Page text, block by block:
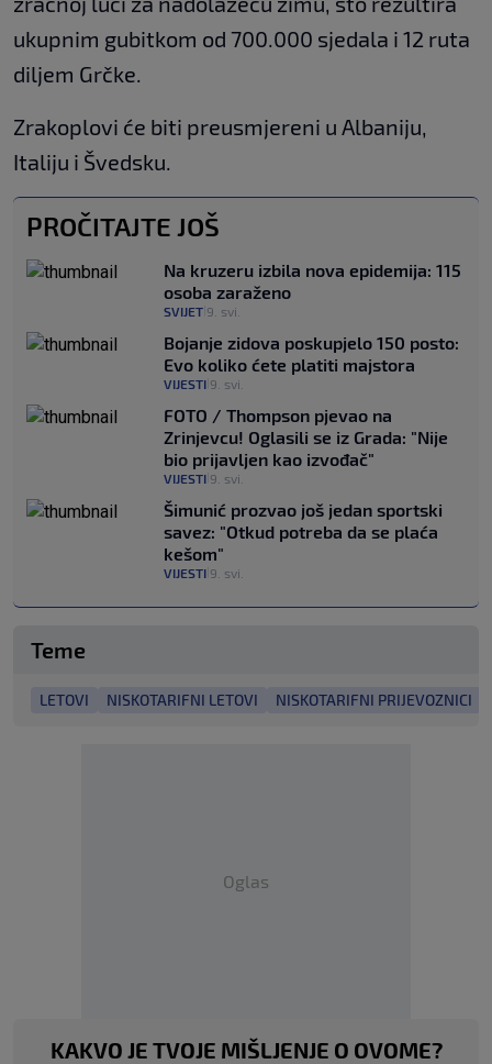
ukupnim gubitkom od 700.000 sjedala i 12 ruta
diljem Grčke.
Zrakoplovi će biti preusmjereni u Albaniju,
Italiju i Švedsku.
PROČITAJTE JOŠ
Na kruzeru izbila nova epidemija: 115
osoba zaraženo
SVIJET 9. svi.
Bojanje zidova poskupjelo 150 posto:
Evo koliko ćete platiti majstora
VIJESTI 9. svi.
FOTO / Thompson pjevao na
Zrinjevcu! Oglasili se iz Grada: "Nije
bio prijavljen kao izvođač"
VIJESTI 9. svi.
Šimunić prozvao još jedan sportski
savez: "Otkud potreba da se plaća
kešom"
VIJESTI 9. svi.
Teme
LETOVI NISKOTARIFNI LETOVI NISKOTARIFNI PRIJEVOZNICI
Oglas
KAKVO JE TVOJE MIŠLJENJE O OVOME?